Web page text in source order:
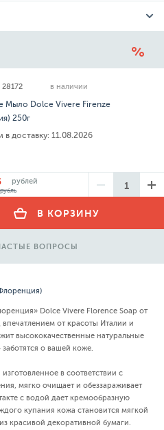
28172 в наличии
Мыло Dolce Vivere Firenze
250г
в доставку: 11.08.2026
рублей
рубль
В КОРЗИНУ
ВОПРОСЫ
Dolce Vivere Florence Soap от
от красоты Италии и
высококачественные натуральные
о вашей коже.
в соответствии с
мягко очищает и обеззараживает
с водой дает кремообразную
купания кожа становится мягкой
красивой декоративной бумаги.